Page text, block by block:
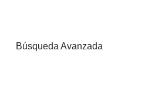
Búsqueda Avanzada